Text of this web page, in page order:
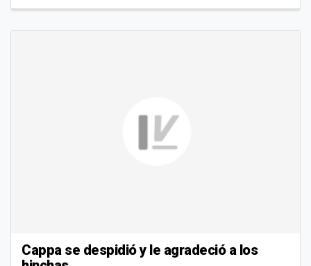
Cappa se despidió y le agradeció a los